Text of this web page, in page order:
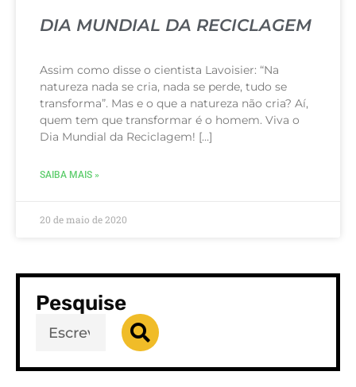
DIA MUNDIAL DA RECICLAGEM
Assim como disse o cientista Lavoisier: “Na
natureza nada se cria, nada se perde, tudo se
transforma”. Mas e o que a natureza não cria? Aí,
quem tem que transformar é o homem. Viva o
Dia Mundial da Reciclagem! […]
SAIBA MAIS »
20 de maio de 2020
Pesquise